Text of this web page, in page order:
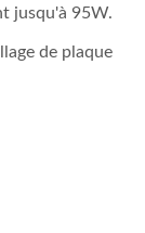
jusqu'à 95W.
de plaque